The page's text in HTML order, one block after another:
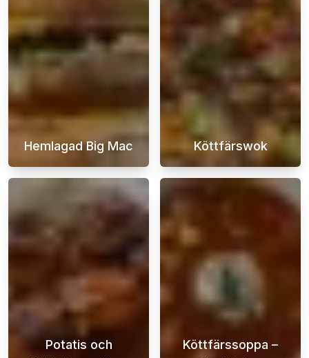
Hemlagad Big Mac
En hemmagjord Big Mac-hamburgare är
Köttfärswok
En
Potatis och
Köttfärssoppa –